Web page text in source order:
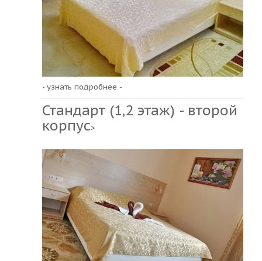
- узнать подробнее -
Стандарт (1,2 этаж) - второй
корпус>